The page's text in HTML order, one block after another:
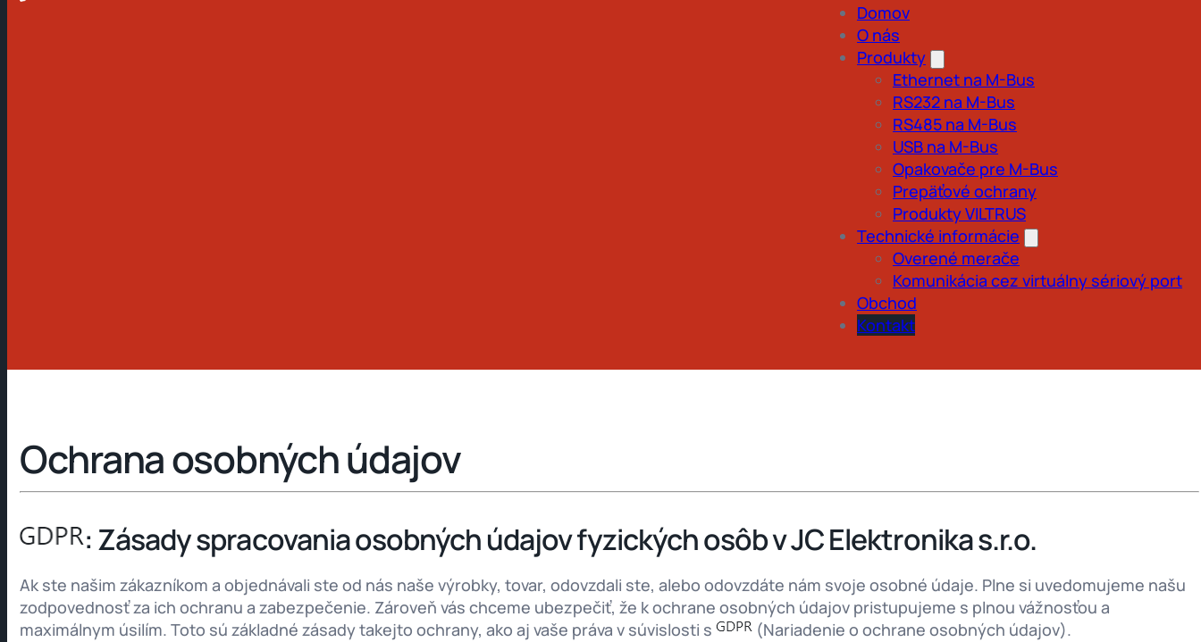
Domov
O nás
Produkty
Ethernet na M-Bus
RS232 na M-Bus
RS485 na M-Bus
USB na M-Bus
Opakovače pre M-Bus
Prepäťové ochrany
Produkty VILTRUS
Technické informácie
Overené merače
Komunikácia cez virtuálny sériový port
Obchod
Kontakt
Ochrana osobných údajov
: Zásady spracovania osobných údajov fyzických osôb v JC Elektronika s.r.o.
Ak ste našim zákazníkom a objednávali ste od nás naše výrobky, tovar, odovzdali ste, alebo odovzdáte nám svoje osobné údaje. Plne si uvedomujeme našu
zodpovednosť za ich ochranu a zabezpečenie. Zároveň vás chceme ubezpečiť, že k ochrane osobných údajov pristupujeme s plnou vážnosťou a
maximálnym úsilím. Toto sú základné zásady takejto ochrany, ako aj vaše práva v súvislosti s
(Nariadenie o ochrane osobných údajov).